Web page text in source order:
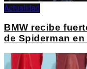
Actualidad
BMW recibe
de Spiderman